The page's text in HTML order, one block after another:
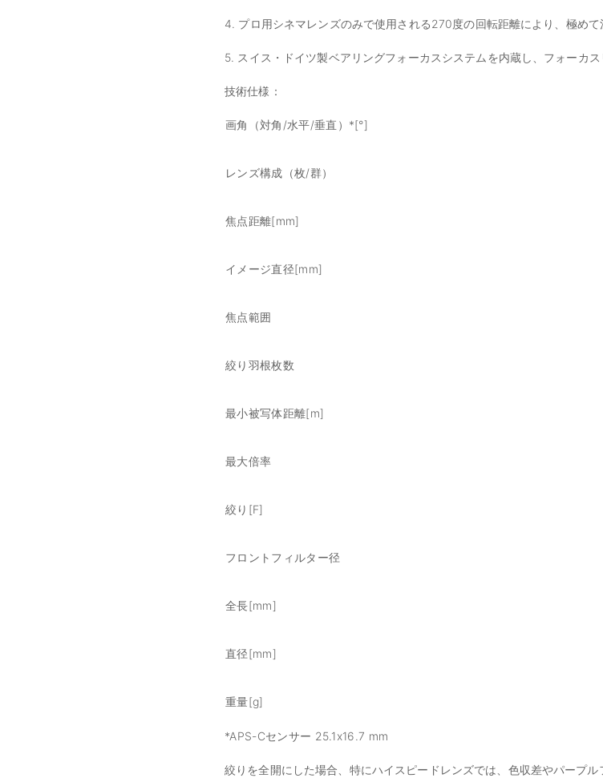
4. プロ用シネマレンズのみで使用される270度の回転距離により、極め
5. スイス・ドイツ製ベアリングフォーカスシステムを内蔵し、フォーカ
技術仕様：
画角（対角/水平/垂直）*[°]
レンズ構成（枚/群）
焦点距離[mm]
イメージ直径[mm]
焦点範囲
絞り羽根枚数
最小被写体距離[m]
最大倍率
絞り[F]
フロントフィルター径
全長[mm]
直径[mm]
重量[g]
*APS-Cセンサー 25.1x16.7 mm
絞りを全開にした場合、特にハイスピードレンズでは、色収差やパープ